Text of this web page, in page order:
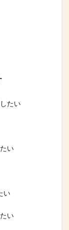
たい
い
い
い